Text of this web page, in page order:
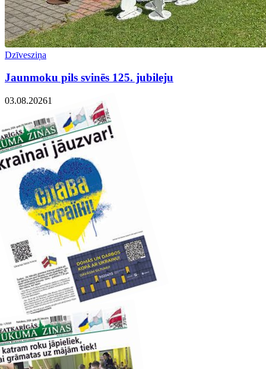
Dzīvesziņa
Jaunmoku pils svinēs 125. jubileju
03.08.20261